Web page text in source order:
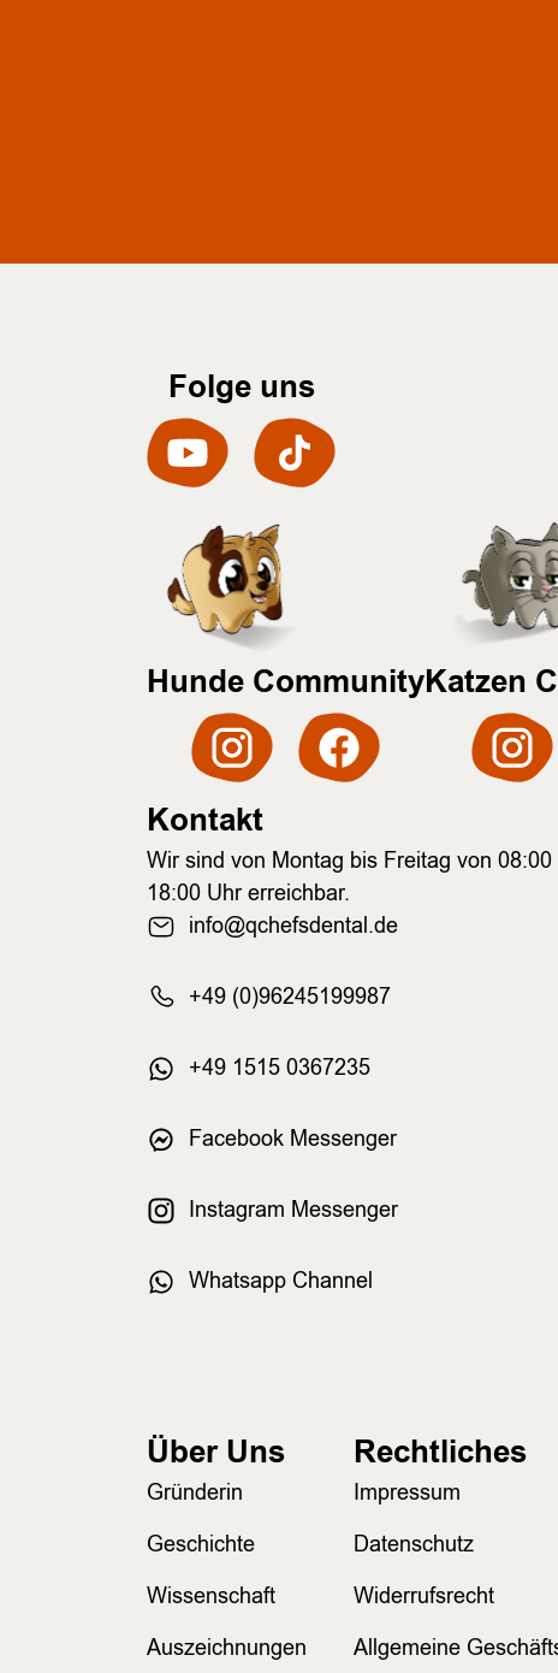
Folge uns
Hunde CommunityKatzen
Kontakt
Wir sind von Montag bis Freitag von 08:00
18:00 Uhr erreichbar.
info@qchefsdental.de
+49 (0)96245199987
+49 1515 0367235
Facebook Messenger
Instagram Messenger
Whatsapp Channel
Über Uns
Gründerin
Geschichte
Wissenschaft
Auszeichnungen
Rechtliches
Impressum
Datenschutz
Widerrufsrecht
Allgemeine